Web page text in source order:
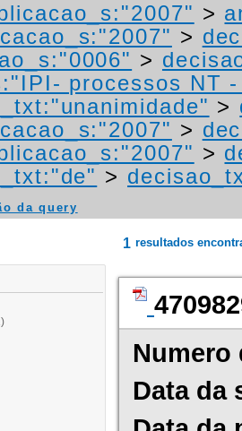
>
>
>
processos NT
>
>
>
>
da query
1 resultados
Numero
Data da